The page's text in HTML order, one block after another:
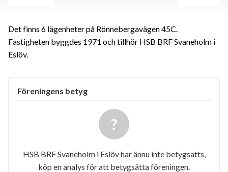
Det finns 6 lägenheter på Rönnebergavägen 45C.
Fastigheten byggdes 1971 och tillhör HSB BRF Svaneholm i
Eslöv.
Föreningens betyg
HSB BRF Svaneholm i Eslöv har ännu inte betygsatts,
köp en analys för att betygsätta föreningen.